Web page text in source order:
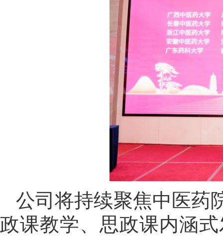
公司将持续聚焦中医药
政课教学、思政课内涵